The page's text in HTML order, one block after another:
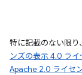
特に記載のない限
ンズの表示 4.0 ライ
Apache 2.0 ライセ